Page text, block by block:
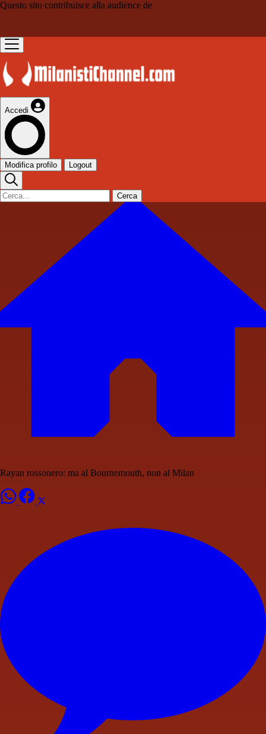
Questo sito contribuisce alla audience de
Accedi
Modifica profilo Logout
Cerca
Rayan rossonero: ma al Bournemouth, non al Milan